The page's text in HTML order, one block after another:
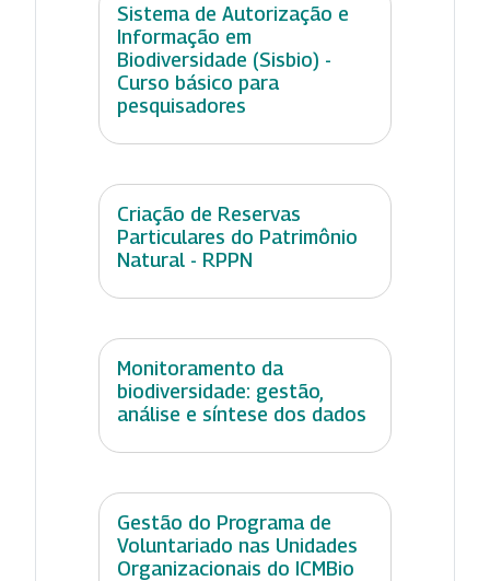
Sistema de Autorização e
Informação em
Biodiversidade (Sisbio) -
Curso básico para
pesquisadores
Criação de Reservas
Particulares do Patrimônio
Natural - RPPN
Monitoramento da
biodiversidade: gestão,
análise e síntese dos dados
Gestão do Programa de
Voluntariado nas Unidades
Organizacionais do ICMBio